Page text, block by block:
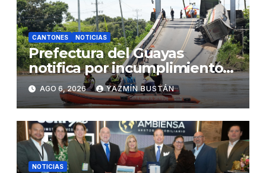
CANTONES NOTICIAS
Prefectura del Guayas
notifica por incumplimiento
contractual a la Concesionaria
CONORTE y exige celeridad
en desmontaje del puente
Gonzalo Icaza Cornejo, en
Daule
AGO 6, 2026 YAZMÍN BUSTÁN
NOTICIAS